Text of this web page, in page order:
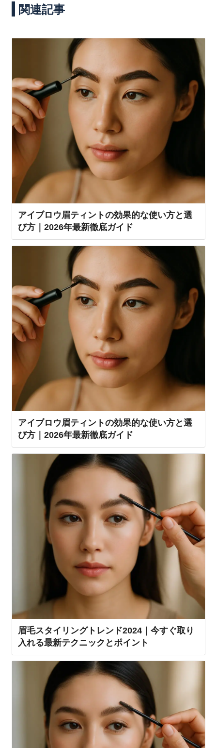
関連記事
アイブロウ眉ティントの効果的な使い方と選
び方｜2026年最新徹底ガイド
アイブロウ眉ティントの効果的な使い方と選
び方｜2026年最新徹底ガイド
眉毛スタイリングトレンド2024｜今すぐ取り
入れる最新テクニックとポイント